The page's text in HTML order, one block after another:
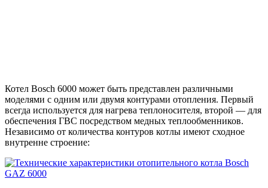
Котел Bosch 6000 может быть представлен различными
моделями с одним или двумя контурами отопления. Первый
всегда используется для нагрева теплоносителя, второй — для
обеспечения ГВС посредством медных теплообменников.
Независимо от количества контуров котлы имеют сходное
внутренне строение: